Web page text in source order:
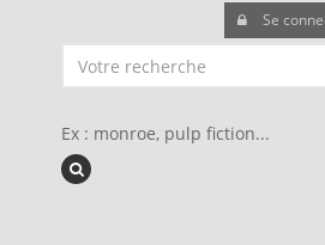
Se
Ex : monroe, pulp fiction...